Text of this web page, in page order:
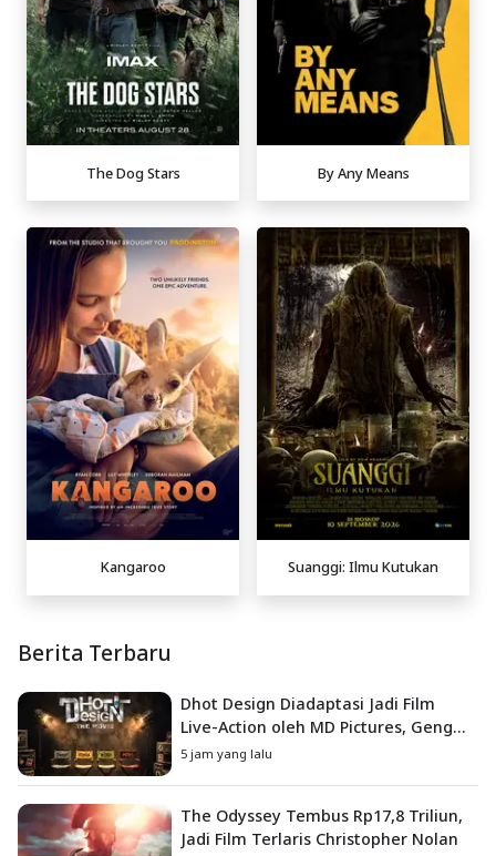
The Dog Stars By Any Means
Kangaroo Suanggi: Ilmu Kutukan
Berita Terbaru
Dhot Design Diadaptasi Jadi Film
Live-Action oleh MD Pictures, Geng
4G Siap ke Layar Lebar
5 jam yang lalu
The Odyssey Tembus Rp17,8 Triliun,
Jadi Film Terlaris Christopher Nolan